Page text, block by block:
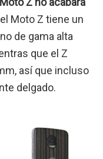
Moto Z tiene un
de gama alta
que el Z
así que incluso
delgado.